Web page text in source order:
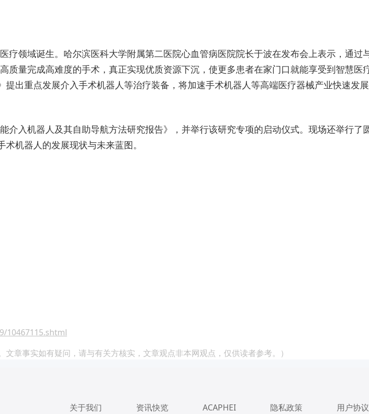
领域诞生。哈尔滨医科大学附属第二医院心血管病医院院长于波在发布会上表示，通过
量完成高难度的手术，真正实现优质资源下沉，使更多患者在家门口就能享受到智慧医
出重点发展介入手术机器人等治疗装备，将加速手术机器人等高端医疗器械产业快速发
入机器人及其自助导航方法研究报告》，并举行该研究专项的启动仪式。现场还举行了
机器人的发展现状与未来蓝图。
10467115.shtml
章事实如有疑问，请与有关方核实，文章观点非本网观点，仅供读者参考。）
关于我们 资讯快览 ACAPHEI 隐私政策 用户协议